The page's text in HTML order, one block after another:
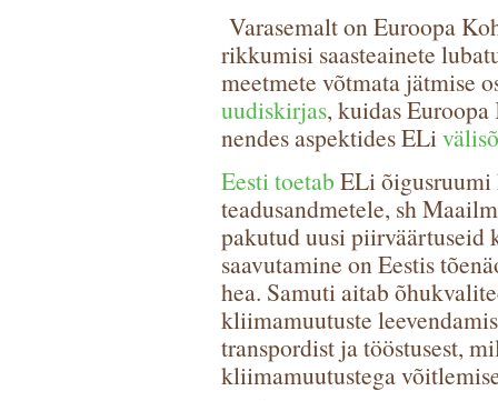
Varasemalt on Euroopa
rikkumisi saasteainete
meetmete võtmata jätmise
uudiskirjas, kuidas
nendes aspektides ELi
Eesti toetab ELi õigusruumi
teadusandmetele, sh
pakutud uusi piirväärtuseid
saavutamine on Eestis
hea. Samuti aitab
kliimamuutuste
transpordist ja tööstusest,
kliimamuutustega